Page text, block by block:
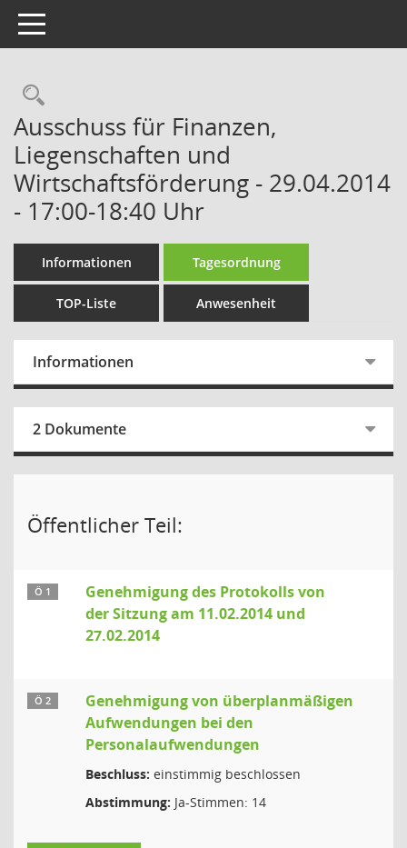
Toggle navigation
Rechercheauswahl
Ausschuss für Finanzen,
Liegenschaften und
Wirtschaftsförderung - 29.04.2014
- 17:00-18:40 Uhr
Informationen Tagesordnung
TOP-Liste Anwesenheit
Informationen
2 Dokumente
Öffentlicher Teil:
Ö 1
Genehmigung des Protokolls von
der Sitzung am 11.02.2014 und
27.02.2014
Ö 2
Genehmigung von überplanmäßigen
Aufwendungen bei den
Personalaufwendungen
Beschluss: einstimmig beschlossen
Abstimmung: Ja-Stimmen: 14